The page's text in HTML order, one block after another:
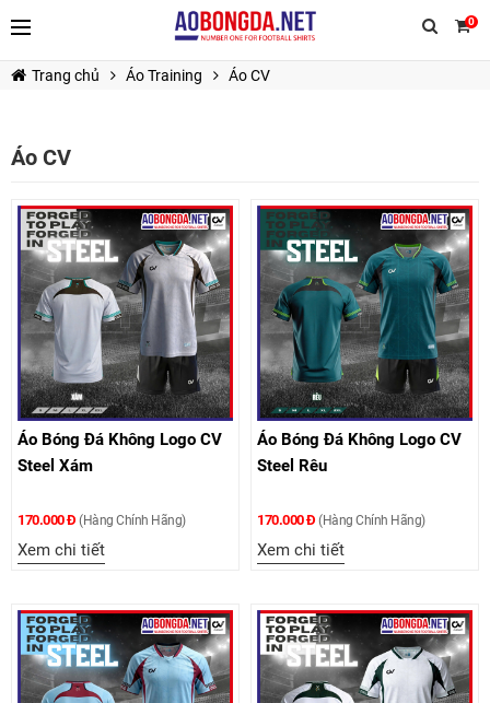
0
TIẾP TỤC MUA HÀNG
Trang chủ Áo Training Áo CV
Áo CV
Áo Bóng Đá Không Logo CV
Steel Xám
170.000 Đ (Hàng Chính Hãng)
Xem chi tiết
Áo Bóng Đá Không Logo CV
Steel Rêu
170.000 Đ (Hàng Chính Hãng)
Xem chi tiết